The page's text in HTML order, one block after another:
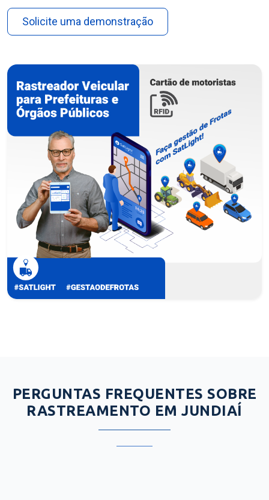
Solicite uma demonstração
PERGUNTAS FREQUENTES SOBRE
RASTREAMENTO EM JUNDIAÍ